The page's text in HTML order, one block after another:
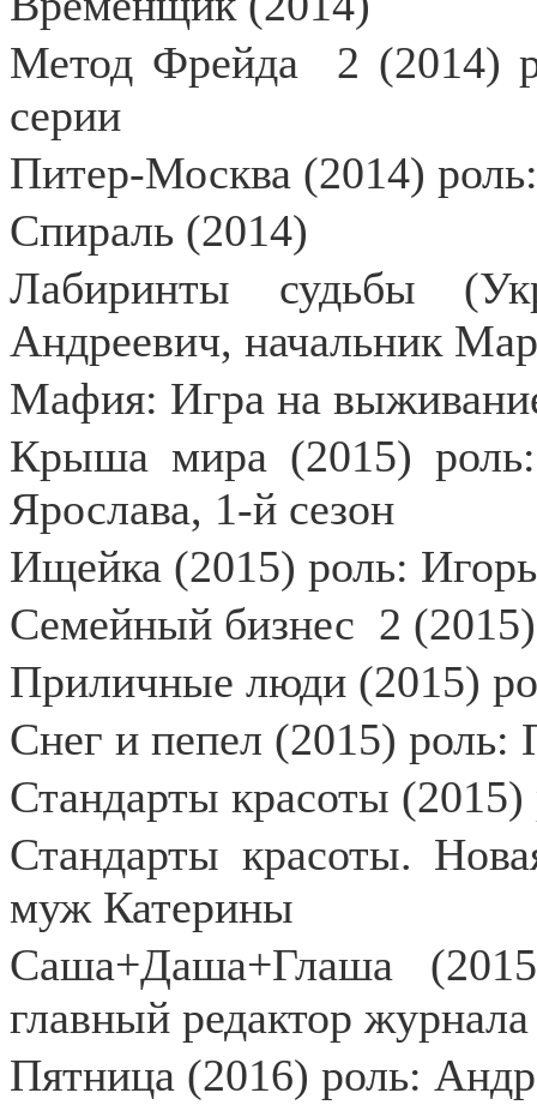
Метод Фрейда
2 (2014)
серии
Питер-Москва (2014)
Спираль (2014)
Лабиринты судьбы
Андреевич, начальник
Мафия: Игра на
Крыша мира (2015) роль:
Ярослава, 1-й сезон
Ищейка (2015) роль:
Семейный бизнес 2
Приличные люди (2015)
Снег и пепел (2015) роль:
Стандарты красоты
Стандарты красоты.
муж Катерины
Саша+Даша+Глаша
главный редактор журнала
Пятница (2016) роль: